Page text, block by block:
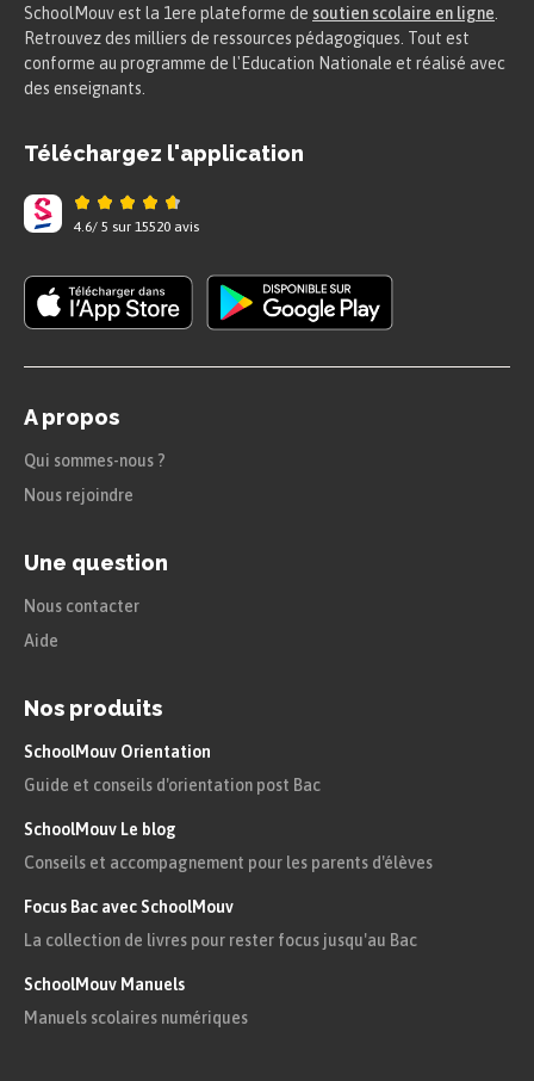
SchoolMouv est la 1ere plateforme de soutien scolaire en ligne
Retrouvez des milliers de ressources pédagogiques. Tout est
conforme au programme de l'Education Nationale et réalisé avec
des enseignants.
Téléchargez l'application
4.6/ 5 sur 15520 avis
A propos
Qui sommes-nous ?
Nous rejoindre
Une question
Nous contacter
Aide
Nos produits
SchoolMouv Orientation
Guide et conseils d'orientation post Bac
SchoolMouv Le blog
Conseils et accompagnement pour les parents d'élèves
Focus Bac avec SchoolMouv
La collection de livres pour rester focus jusqu'au Bac
SchoolMouv Manuels
Manuels scolaires numériques